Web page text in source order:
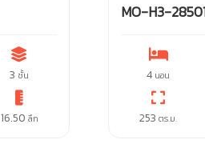
3 ชั้น
16.50 ลึก
MO-H3-
4 นอน
253ตร.ม.